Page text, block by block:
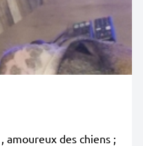
amoureux des chiens ;